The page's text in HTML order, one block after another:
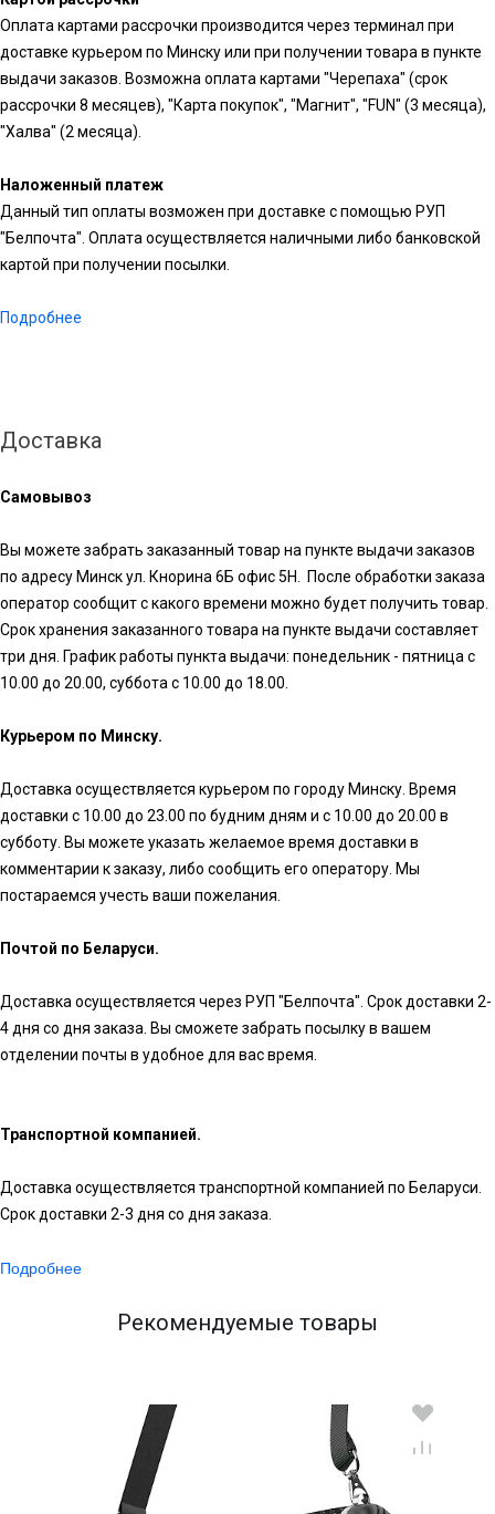
Оплата картами рассрочки производится через терминал при
доставке курьером по Минску или при получении товара в пункте
выдачи заказов. Возможна оплата картами "Черепаха" (срок
рассрочки 8 месяцев), "Карта покупок", "Магнит", "FUN" (3 месяца),
"Халва" (2 месяца).
Наложенный платеж
Данный тип оплаты возможен при доставке с помощью РУП
"Белпочта". Оплата осуществляется наличными либо банковской
картой при получении посылки.
Подробнее
Доставка
Самовывоз
Вы можете забрать заказанный товар на пункте выдачи заказов
по адресу Минск ул. Кнорина 6Б офис 5Н. После обработки заказа
оператор сообщит с какого времени можно будет получить товар.
Срок хранения заказанного товара на пункте выдачи составляет
три дня. График работы пункта выдачи: понедельник - пятница с
10.00 до 20.00, суббота с 10.00 до 18.00.
Курьером по Минску.
Доставка осуществляется курьером по городу Минску. Время
доставки с 10.00 до 23.00 по будним дням и с 10.00 до 20.00 в
субботу. Вы можете указать желаемое время доставки в
комментарии к заказу, либо сообщить его оператору. Мы
постараемся учесть ваши пожелания.
Почтой по Беларуси.
Доставка осуществляется через РУП "Белпочта". Срок доставки 2-
4 дня со дня заказа. Вы сможете забрать посылку в вашем
отделении почты в удобное для вас время.
Транспортной компанией.
Доставка осуществляется транспортной компанией по Беларуси.
Срок доставки 2-3 дня со дня заказа.
Подробнее
Рекомендуемые товары